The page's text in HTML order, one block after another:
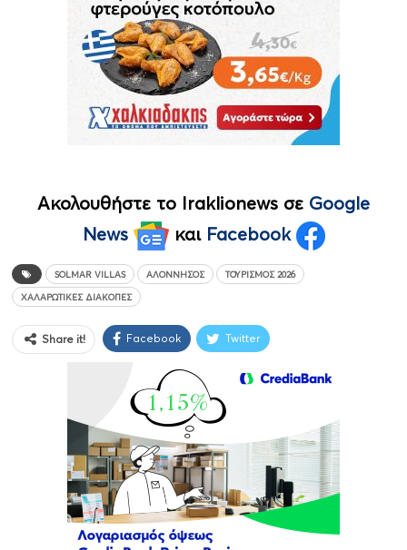
Ακολουθήστε το Iraklionews σε Google
News
και Facebook
SOLMAR VILLAS ΑΛΌΝΝΗΣΟΣ ΤΟΥΡΙΣΜΌΣ 2026
ΧΑΛΑΡΩΤΙΚΈΣ ΔΙΑΚΟΠΈΣ
Share it! Facebook Twitter